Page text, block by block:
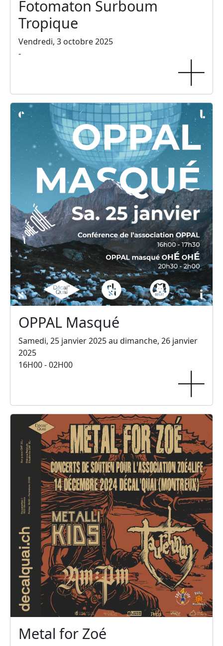
Fotomaton Surboum
Tropique
Vendredi, 3 octobre 2025
-
OPPAL Masqué
Samedi, 25 janvier 2025 au dimanche, 26 janvier
2025
16H00 - 02H00
Metal for Zoé